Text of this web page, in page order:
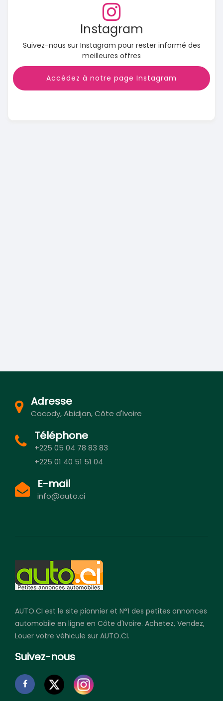
Instagram
Suivez-nous sur Instagram pour rester informé des
meilleures offres
Accédez à notre page Instagram
Adresse
Cocody, Abidjan, Côte d'Ivoire
Téléphone
+225 05 04 78 83 83
+225 01 40 51 51 04
E-mail
info@auto.ci
AUTO.CI est le site pionnier et N°1 des petites annonces
automobile en ligne en Côte d'Ivoire. Achetez, Vendez,
Louer votre véhicule sur AUTO.CI.
Suivez-nous